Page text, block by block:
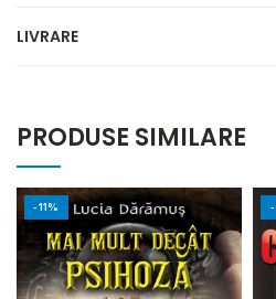
LIVRARE
PRODUSE SIMILARE
-11%